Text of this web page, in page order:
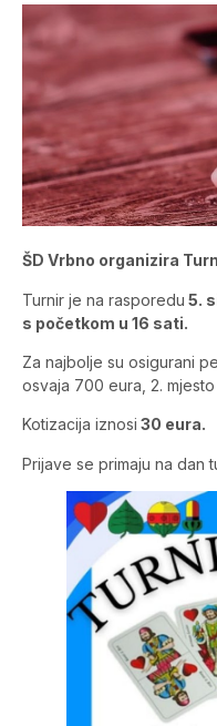
ŠD Vrbno organizira
Turnir je na rasporedu 5.
s početkom u 16 sati.
Za najbolje su osigurani
osvaja 700 eura, 2.
Kotizacija iznosi 30 eura.
Prijave se primaju na dan